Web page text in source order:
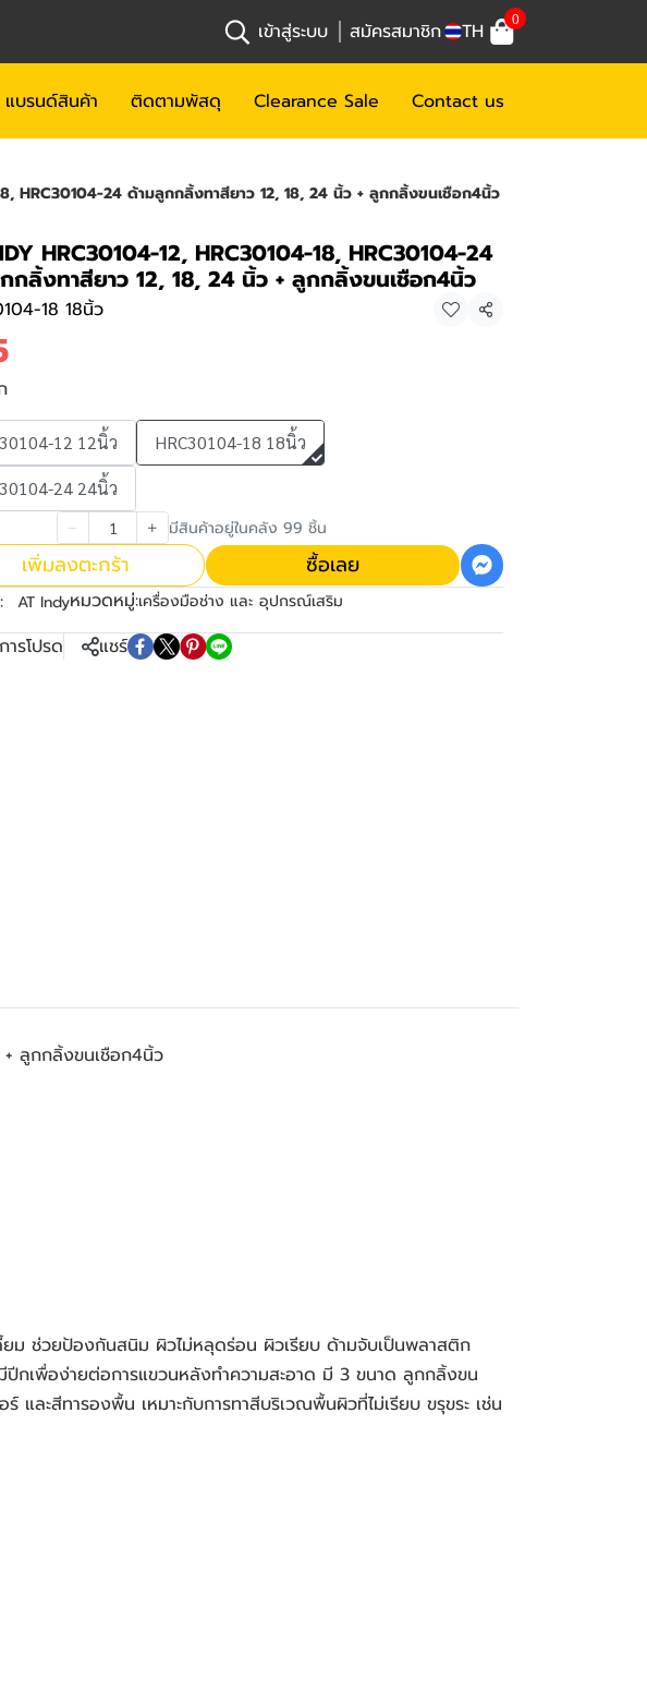
เข้าสู่ระบบ สมัครสมาชิก TH 0
แบรนด์สินค้า ติดตามพัสดุ Clearance Sale Contact us
HRC30104-24 ด้ามลูกกลิ้งทาสียาว 12, 18, 24 นิ้ว + ลูกกลิ้งขนเชือก4นิ้ว
HRC30104-12, HRC30104-18, HRC30104-24
กลิ้งทาสียาว 12, 18, 24 นิ้ว + ลูกกลิ้งขนเชือก4นิ้ว
18 18นิ้ว แชร์
12 12นิ้ว
HRC30104-18 18นิ้ว
24 24นิ้ว
มีสินค้าอยู่ในคลัง 99 ชิ้น
เพิ่มลงตะกร้า ซื้อเลย
AT Indyหมวดหมู่:เครื่องมือช่าง และ อุปกรณ์เสริม
ารโปรด แชร์
+ ลูกกลิ้งขนเชือก4นิ้ว
ม ช่วยป้องกันสนิม ผิวไม่หลุดร่อน ผิวเรียบ ด้ามจับเป็นพลาสติก
ปีกเพื่อง่ายต่อการแขวนหลังทำความสะอาด มี 3 ขนาด ลูกกลิ้งขน
และสีทารองพื้น เหมาะกับการทาสีบริเวณพื้นผิวที่ไม่เรียบ ขรุขระ เช่น